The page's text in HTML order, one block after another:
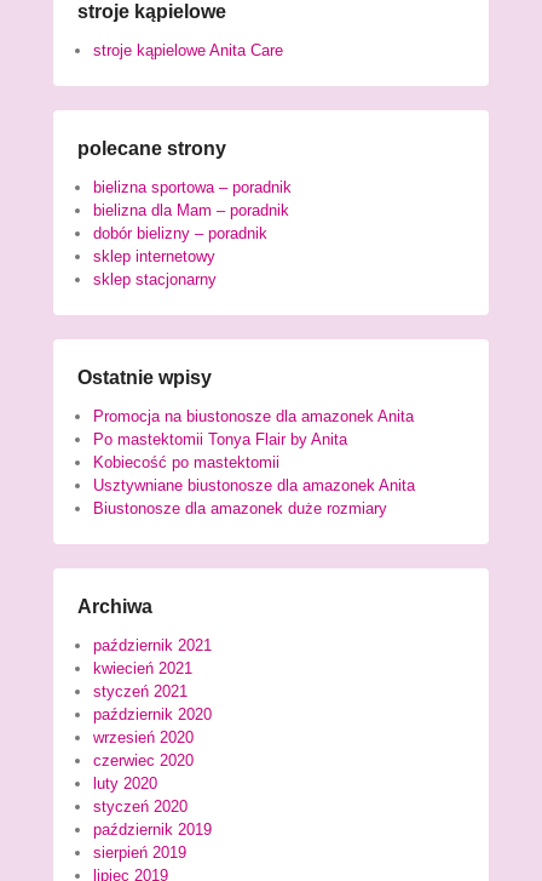
stroje kąpielowe
stroje kąpielowe Anita Care
polecane strony
bielizna sportowa – poradnik
bielizna dla Mam – poradnik
dobór bielizny – poradnik
sklep internetowy
sklep stacjonarny
Ostatnie wpisy
Promocja na biustonosze dla amazonek Anita
Po mastektomii Tonya Flair by Anita
Kobiecość po mastektomii
Usztywniane biustonosze dla amazonek Anita
Biustonosze dla amazonek duże rozmiary
Archiwa
październik 2021
kwiecień 2021
styczeń 2021
październik 2020
wrzesień 2020
czerwiec 2020
luty 2020
styczeń 2020
październik 2019
sierpień 2019
lipiec 2019